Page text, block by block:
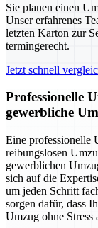
Sie planen einen
Unser erfahrenes
letzten Karton zur
termingerecht.
Jetzt schnell
Professionelle
gewerbliche
Eine professionelle
reibungslosen
gewerblichen
sich auf die
um jeden Schritt
sorgen dafür, dass
Umzug ohne Stress